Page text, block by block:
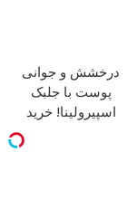
درخشش و جوانی
پوست با جلبک
اسپیرولینا! خرید
محصول با تخفیف ویژه